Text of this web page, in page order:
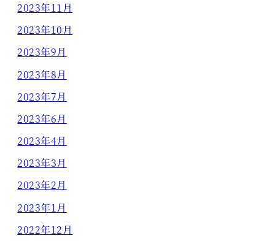
2023年11月
2023年10月
2023年9月
2023年8月
2023年7月
2023年6月
2023年4月
2023年3月
2023年2月
2023年1月
2022年12月